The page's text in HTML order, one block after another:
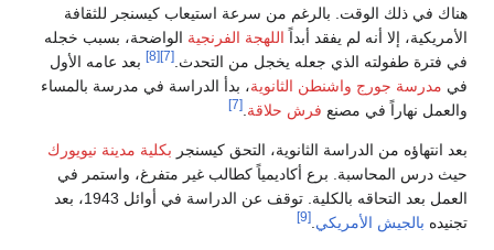
هناك في ذلك الوقت. بالرغم من سرعة استيعاب كيسنجر للثقافة
الأمريكية، إلا أنه لم يفقد أبداً اللهجة الفرنجية الواضحة، بسبب خجله
في فترة طفولته الذي جعله يخجل من التحدث.[7]
[8]
بعد عامه الأول
في مدرسة جورج واشنطن الثانوية، بدأ الدراسة في مدرسة بالمساء
والعمل نهاراً في مصنع فرش حلاقة.
[7]
بعد انتهاؤه من الدراسة الثانوية، التحق كيسنجر بكلية مدينة نيويورك
حيث درس المحاسبة. برع أكاديمياً كطالب غير متفرغ، واستمر في
العمل بعد التحاقه بالكلية. توقف عن الدراسة في أوائل 1943، بعد
تجنيده بالجيش الأمريكي.
[9]